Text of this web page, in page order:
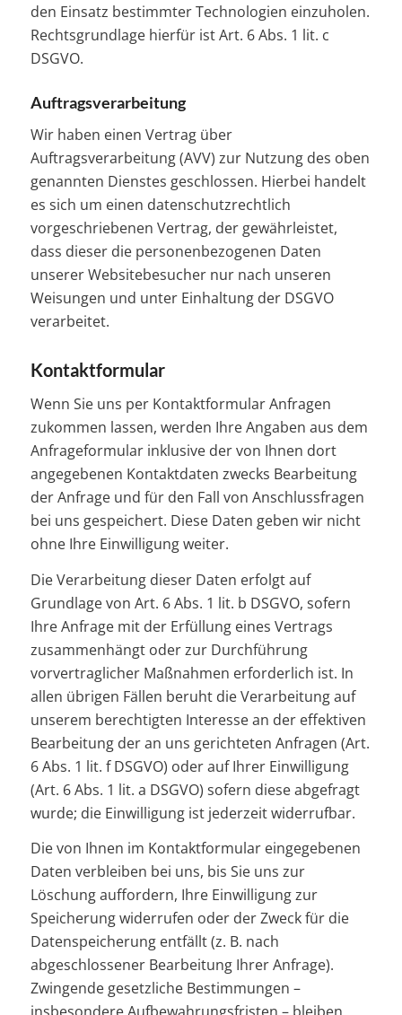
den Einsatz bestimmter Technologien einzuholen.
Rechtsgrundlage hierfür ist Art. 6 Abs. 1 lit. c
DSGVO.
Auftragsverarbeitung
Wir haben einen Vertrag über
Auftragsverarbeitung (AVV) zur Nutzung des oben
genannten Dienstes geschlossen. Hierbei handelt
es sich um einen datenschutzrechtlich
vorgeschriebenen Vertrag, der gewährleistet,
dass dieser die personenbezogenen Daten
unserer Websitebesucher nur nach unseren
Weisungen und unter Einhaltung der DSGVO
verarbeitet.
Kontaktformular
Wenn Sie uns per Kontaktformular Anfragen
zukommen lassen, werden Ihre Angaben aus dem
Anfrageformular inklusive der von Ihnen dort
angegebenen Kontaktdaten zwecks Bearbeitung
der Anfrage und für den Fall von Anschlussfragen
bei uns gespeichert. Diese Daten geben wir nicht
ohne Ihre Einwilligung weiter.
Die Verarbeitung dieser Daten erfolgt auf
Grundlage von Art. 6 Abs. 1 lit. b DSGVO, sofern
Ihre Anfrage mit der Erfüllung eines Vertrags
zusammenhängt oder zur Durchführung
vorvertraglicher Maßnahmen erforderlich ist. In
allen übrigen Fällen beruht die Verarbeitung auf
unserem berechtigten Interesse an der effektiven
Bearbeitung der an uns gerichteten Anfragen (Art.
6 Abs. 1 lit. f DSGVO) oder auf Ihrer Einwilligung
(Art. 6 Abs. 1 lit. a DSGVO) sofern diese abgefragt
wurde; die Einwilligung ist jederzeit widerrufbar.
Die von Ihnen im Kontaktformular eingegebenen
Daten verbleiben bei uns, bis Sie uns zur
Löschung auffordern, Ihre Einwilligung zur
Speicherung widerrufen oder der Zweck für die
Datenspeicherung entfällt (z. B. nach
abgeschlossener Bearbeitung Ihrer Anfrage).
Zwingende gesetzliche Bestimmungen –